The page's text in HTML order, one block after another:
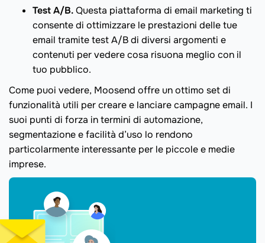
Test A/B.Questa piattaforma di email marketing ti
consente di ottimizzare le prestazioni delle tue
email tramite test A/B di diversi argomenti e
contenuti per vedere cosa risuona meglio con il
tuo pubblico.
Come puoi vedere, Moosend offre un ottimo set di
funzionalità utili per creare e lanciare campagne email. I
suoi punti di forza in termini di automazione,
segmentazione e facilità d’uso lo rendono
particolarmente interessante per le piccole e medie
imprese.